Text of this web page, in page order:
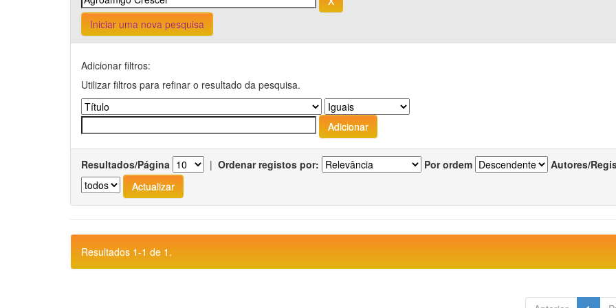
Iniciar uma nova pesquisa
Adicionar filtros:
Utilizar filtros para refinar o resultado da pesquisa.
Resultados/Página | Ordenar registos por: Por ordem Autores/
Resultados 1-1 de 1.